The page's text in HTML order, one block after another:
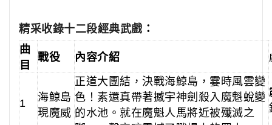
精采收錄十二段經典武戲 ：
曲
目
戰役 內容介紹
1
海鯨島
現魔威
正道大團結，決戰海鯨島，霎時風雲變
色！素還真帶著撼宇神劍殺入魔魁蛻變
的水池。就在魔魁人馬將近被殲滅之